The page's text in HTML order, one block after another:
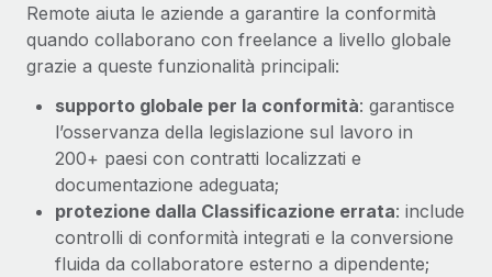
Remote aiuta le aziende a garantire la conformità
quando collaborano con freelance a livello globale
grazie a queste funzionalità principali:
supporto globale per la conformità: garantisce
l’osservanza della legislazione sul lavoro in
200+ paesi con contratti localizzati e
documentazione adeguata;
protezione dalla Classificazione errata: include
controlli di conformità integrati e la conversione
fluida da collaboratore esterno a dipendente;